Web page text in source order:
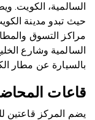
السالمية، الكويت.
حيث تبدو مدينة
مراكز التسوق
بالسيارة عن مطار
قاعات
يضم المركز قاعتين